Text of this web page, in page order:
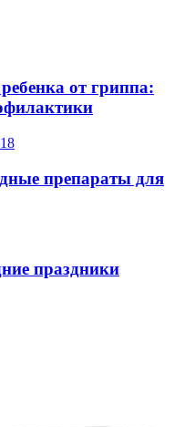
от гриппа:
препараты для
праздники